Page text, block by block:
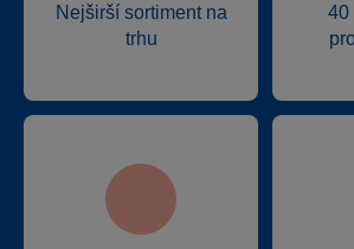
Nejširší sortiment na
trhu
40